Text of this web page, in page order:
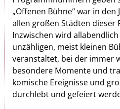
„Offenen Bühne“ war in
allen großen Städten dieser
Inzwischen wird
unzähligen, meist kleinen
veranstaltet, bei der immer
besondere Momente und
komische Ereignisse und
durchlebt und gefeiert